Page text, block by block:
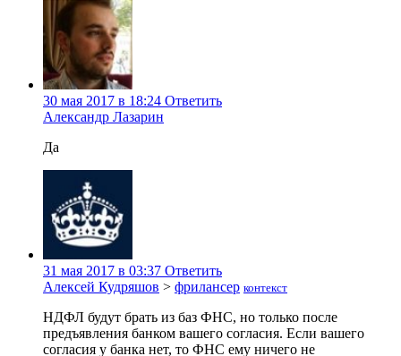
30 мая 2017 в 18:24 Ответить
Александр Лазарин
Да
31 мая 2017 в 03:37 Ответить
Алексей Кудряшов > фрилансер контекст
НДФЛ будут брать из баз ФНС, но только после
предъявления банком вашего согласия. Если вашего
согласия у банка нет, то ФНС ему ничего не